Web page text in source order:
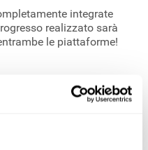
integrate
realizzato sarà
le piattaforme!